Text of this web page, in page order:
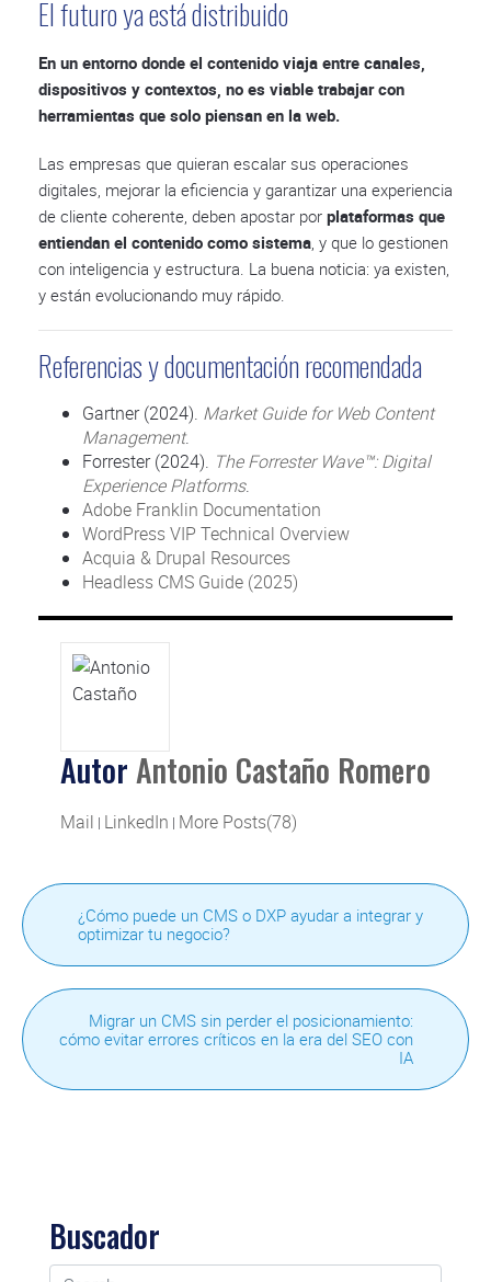
El futuro ya está distribuido
En un entorno donde el contenido viaja entre canales,
dispositivos y contextos, no es viable trabajar con
herramientas que solo piensan en la web.
Las empresas que quieran escalar sus operaciones
digitales, mejorar la eficiencia y garantizar una experiencia
de cliente coherente, deben apostar por plataformas que
entiendan el contenido como sistema, y que lo gestionen
con inteligencia y estructura. La buena noticia: ya existen,
y están evolucionando muy rápido.
Referencias y documentación recomendada
Gartner (2024). Market Guide for Web Content
Management.
Forrester (2024). The Forrester Wave™: Digital
Experience Platforms.
Adobe Franklin Documentation
WordPress VIP Technical Overview
Acquia & Drupal Resources
Headless CMS Guide (2025)
Autor Antonio Castaño Romero
Mail | LinkedIn | More Posts(78)
¿Cómo puede un CMS o DXP ayudar a integrar y
optimizar tu negocio?
Migrar un CMS sin perder el posicionamiento:
cómo evitar errores críticos en la era del SEO con
IA
Buscador